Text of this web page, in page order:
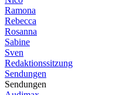
Ramona
Rebecca
Rosanna
Sabine
Sven
Redaktionssitzung
Sendungen
Sendungen